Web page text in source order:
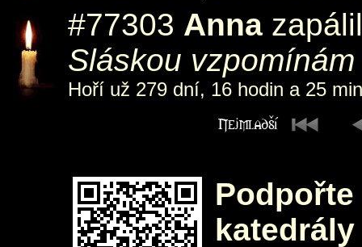
#77303 Anna
Sláskou
Hoří už 279 dní, 16 hodin a 25
katedrály